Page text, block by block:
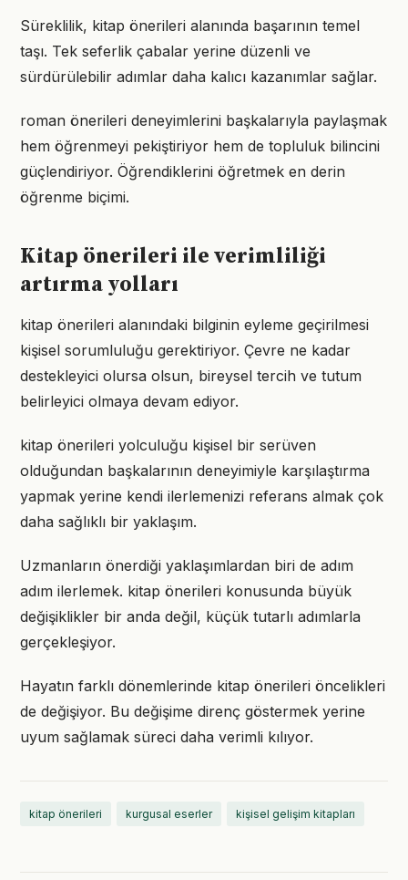
Süreklilik, kitap önerileri alanında başarının temel
taşı. Tek seferlik çabalar yerine düzenli ve
sürdürülebilir adımlar daha kalıcı kazanımlar sağlar.
roman önerileri deneyimlerini başkalarıyla paylaşmak
hem öğrenmeyi pekiştiriyor hem de topluluk bilincini
güçlendiriyor. Öğrendiklerini öğretmek en derin
öğrenme biçimi.
Kitap önerileri ile verimliliği
artırma yolları
kitap önerileri alanındaki bilginin eyleme geçirilmesi
kişisel sorumluluğu gerektiriyor. Çevre ne kadar
destekleyici olursa olsun, bireysel tercih ve tutum
belirleyici olmaya devam ediyor.
kitap önerileri yolculuğu kişisel bir serüven
olduğundan başkalarının deneyimiyle karşılaştırma
yapmak yerine kendi ilerlemenizi referans almak çok
daha sağlıklı bir yaklaşım.
Uzmanların önerdiği yaklaşımlardan biri de adım
adım ilerlemek. kitap önerileri konusunda büyük
değişiklikler bir anda değil, küçük tutarlı adımlarla
gerçekleşiyor.
Hayatın farklı dönemlerinde kitap önerileri öncelikleri
de değişiyor. Bu değişime direnç göstermek yerine
uyum sağlamak süreci daha verimli kılıyor.
kitap önerileri kurgusal eserler kişisel gelişim kitapları